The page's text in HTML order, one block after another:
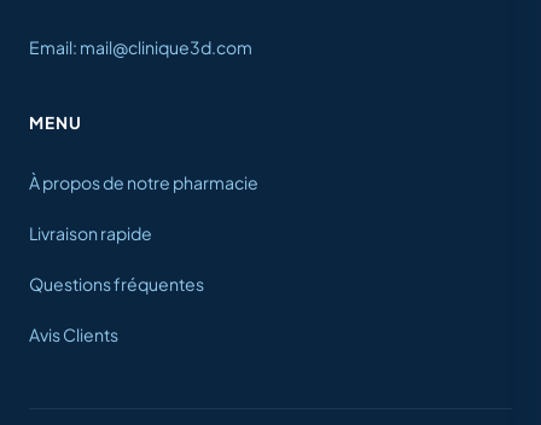
Email: mail@clinique3d.com
MENU
À propos de notre pharmacie
Livraison rapide
Questions fréquentes
Avis Clients